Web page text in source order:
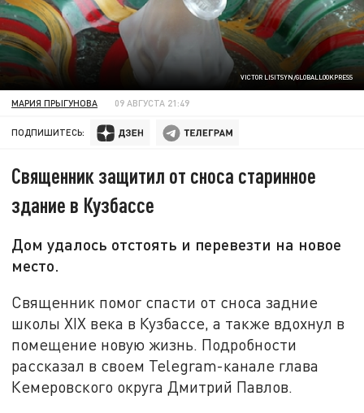
VICTOR LISITSYN/GLOBALLOOKPRESS
МАРИЯ ПРЫГУНОВА 09 АВГУСТА 21:49
ПОДПИШИТЕСЬ:
Священник защитил от сноса старинное
здание в Кузбассе
Дом удалось отстоять и перевезти на новое
место.
Священник помог спасти от сноса задние
школы XIX века в Кузбассе, а также вдохнул в
помещение новую жизнь. Подробности
рассказал в своем Telegram-канале глава
Кемеровского округа Дмитрий Павлов.